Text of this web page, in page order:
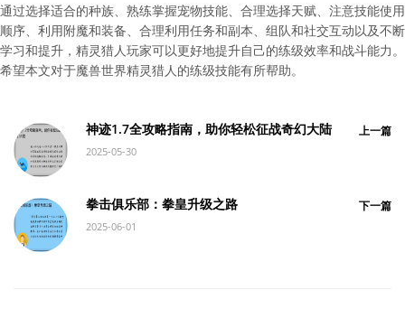
通过选择适合的种族、熟练掌握宠物技能、合理选择天赋、注意技能使用
顺序、利用附魔和装备、合理利用任务和副本、组队和社交互动以及不断
学习和提升，精灵猎人玩家可以更好地提升自己的练级效率和战斗能力。
希望本文对于魔兽世界精灵猎人的练级技能有所帮助。
神迹1.7全攻略指南，助你轻松征战奇幻大陆
2025-05-30
上一篇
拳击俱乐部：拳皇升级之路
2025-06-01
下一篇